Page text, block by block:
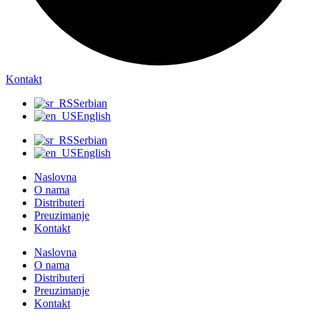
Kontakt
Serbian
English
Serbian
English
Naslovna
O nama
Distributeri
Preuzimanje
Kontakt
Naslovna
O nama
Distributeri
Preuzimanje
Kontakt